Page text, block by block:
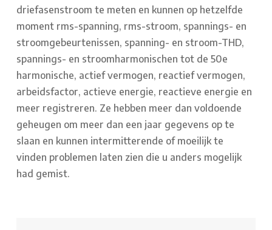
driefasenstroom te meten en kunnen op hetzelfde
moment rms-spanning, rms-stroom, spannings- en
stroomgebeurtenissen, spanning- en stroom-THD,
spannings- en stroomharmonischen tot de 50e
harmonische, actief vermogen, reactief vermogen,
arbeidsfactor, actieve energie, reactieve energie en
meer registreren. Ze hebben meer dan voldoende
geheugen om meer dan een jaar gegevens op te
slaan en kunnen intermitterende of moeilijk te
vinden problemen laten zien die u anders mogelijk
had gemist.